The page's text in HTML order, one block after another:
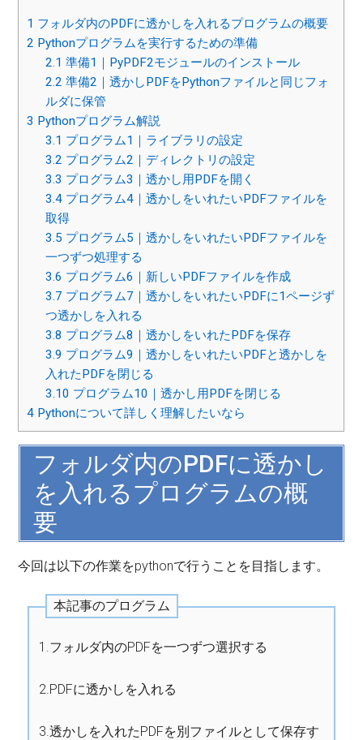
1 フォルダ内のPDFに透かしを入れるプログラムの概要
2 Pythonプログラムを実行するための準備
2.1 準備1｜PyPDF2モジュールのインストール
2.2 準備2｜透かしPDFをPythonファイルと同じフォ
ルダに保管
3 Pythonプログラム解説
3.1 プログラム1｜ライブラリの設定
3.2 プログラム2｜ディレクトリの設定
3.3 プログラム3｜透かし用PDFを開く
3.4 プログラム4｜透かしをいれたいPDFファイルを
取得
3.5 プログラム5｜透かしをいれたいPDFファイルを
一つずつ処理する
3.6 プログラム6｜新しいPDFファイルを作成
3.7 プログラム7｜透かしをいれたいPDFに1ページず
つ透かしを入れる
3.8 プログラム8｜透かしをいれたPDFを保存
3.9 プログラム9｜透かしをいれたいPDFと透かしを
入れたPDFを閉じる
3.10 プログラム10｜透かし用PDFを閉じる
4 Pythonについて詳しく理解したいなら
フォルダ内のPDFに透かし
を入れるプログラムの概
要
今回は以下の作業をpythonで行うことを目指します。
本記事のプログラム
1.フォルダ内のPDFを一つずつ選択する
2.PDFに透かしを入れる
3.透かしを入れたPDFを別ファイルとして保存す